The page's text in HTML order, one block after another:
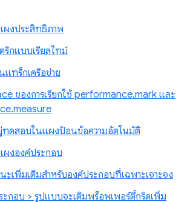
ผงประสิทธิภาพ
ริกแบบเรียลไทม์
แทร็กเครือข่าย
ของการเรียกใช้ performance.mark และ
ดสอบในแผงป้อนข้อความอัตโนมัติ
ผงองค์ประกอบ
ะเพิ่มเติมสำหรับองค์ประกอบที่เฉพาะเจาะจง
กอบ > รูปแบบจะเติมพร็อพเพอร์ตี้กริดเพิ่ม